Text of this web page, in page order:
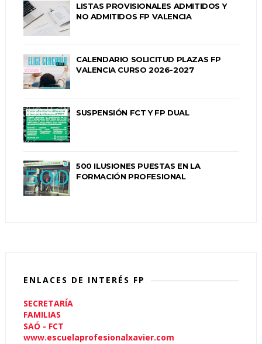
LISTAS PROVISIONALES ADMITIDOS Y
NO ADMITIDOS FP VALENCIA
CALENDARIO SOLICITUD PLAZAS FP
VALENCIA CURSO 2026-2027
SUSPENSIÓN FCT Y FP DUAL
500 ILUSIONES PUESTAS EN LA
FORMACIÓN PROFESIONAL
ENLACES DE INTERÉS FP
SECRETARÍA
FAMILIAS
SAÓ - FCT
www.escuelaprofesionalxavier.com